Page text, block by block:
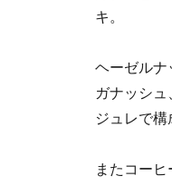
キ。
ヘーゼルナ
ガナッシ
ジュレで構
またコー